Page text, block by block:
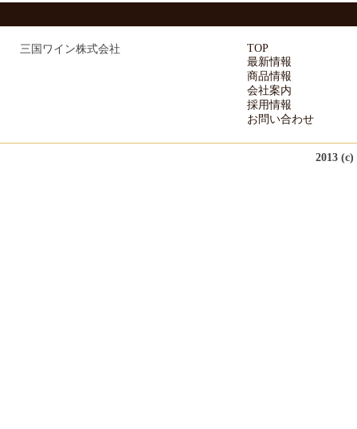
三国ワイン株式会社
TOP
最新情報
商品情報
会社案内
採用情報
お問い合わせ
2013